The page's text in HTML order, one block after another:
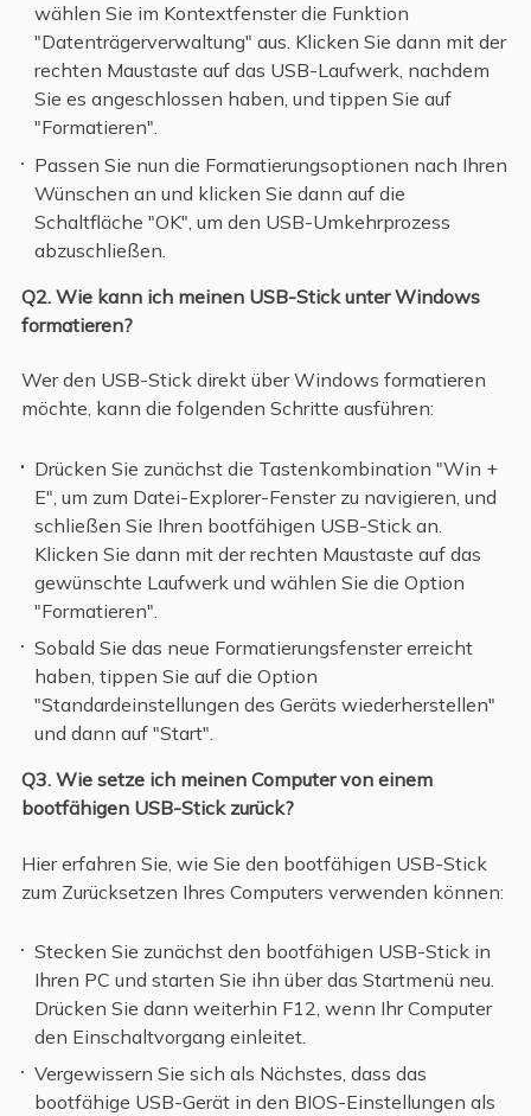
wählen Sie im Kontextfenster die Funktion
"Datenträgerverwaltung" aus. Klicken Sie dann mit der
rechten Maustaste auf das USB-Laufwerk, nachdem
Sie es angeschlossen haben, und tippen Sie auf
"Formatieren".
Passen Sie nun die Formatierungsoptionen nach Ihren
Wünschen an und klicken Sie dann auf die
Schaltfläche "OK", um den USB-Umkehrprozess
abzuschließen.
Q2. Wie kann ich meinen USB-Stick unter Windows
formatieren?
Wer den USB-Stick direkt über Windows formatieren
möchte, kann die folgenden Schritte ausführen:
Drücken Sie zunächst die Tastenkombination "Win +
E", um zum Datei-Explorer-Fenster zu navigieren, und
schließen Sie Ihren bootfähigen USB-Stick an.
Klicken Sie dann mit der rechten Maustaste auf das
gewünschte Laufwerk und wählen Sie die Option
"Formatieren".
Sobald Sie das neue Formatierungsfenster erreicht
haben, tippen Sie auf die Option
"Standardeinstellungen des Geräts wiederherstellen"
und dann auf "Start".
Q3. Wie setze ich meinen Computer von einem
bootfähigen USB-Stick zurück?
Hier erfahren Sie, wie Sie den bootfähigen USB-Stick
zum Zurücksetzen Ihres Computers verwenden können:
Stecken Sie zunächst den bootfähigen USB-Stick in
Ihren PC und starten Sie ihn über das Startmenü neu.
Drücken Sie dann weiterhin F12, wenn Ihr Computer
den Einschaltvorgang einleitet.
Vergewissern Sie sich als Nächstes, dass das
bootfähige USB-Gerät in den BIOS-Einstellungen als